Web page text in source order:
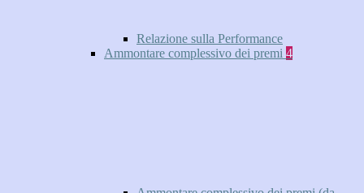
Relazione sulla Performance
Ammontare complessivo dei premi 4